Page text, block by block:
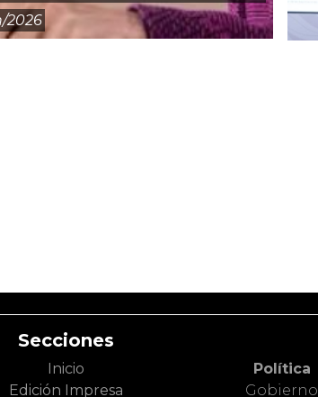
2026
Secciones
Inicio
Edición Impresa
Política
Gobierno